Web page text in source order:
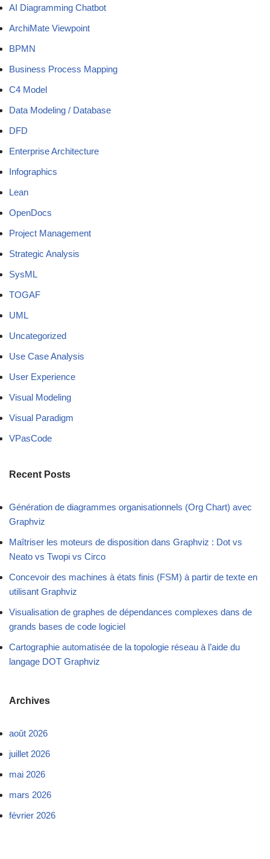
AI Diagramming Chatbot
ArchiMate Viewpoint
BPMN
Business Process Mapping
C4 Model
Data Modeling / Database
DFD
Enterprise Architecture
Infographics
Lean
OpenDocs
Project Management
Strategic Analysis
SysML
TOGAF
UML
Uncategorized
Use Case Analysis
User Experience
Visual Modeling
Visual Paradigm
VPasCode
Recent Posts
Génération de diagrammes organisationnels (Org Chart) avec
Graphviz
Maîtriser les moteurs de disposition dans Graphviz : Dot vs
Neato vs Twopi vs Circo
Concevoir des machines à états finis (FSM) à partir de texte en
utilisant Graphviz
Visualisation de graphes de dépendances complexes dans de
grands bases de code logiciel
Cartographie automatisée de la topologie réseau à l’aide du
langage DOT Graphviz
Archives
août 2026
juillet 2026
mai 2026
mars 2026
février 2026